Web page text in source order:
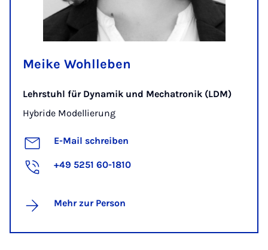
Meike Wohlleben
Lehrstuhl für Dynamik und Mechatronik (LDM)
Hybride Modellierung
E-Mail schreiben
+49 5251 60-1810
Mehr zur Person